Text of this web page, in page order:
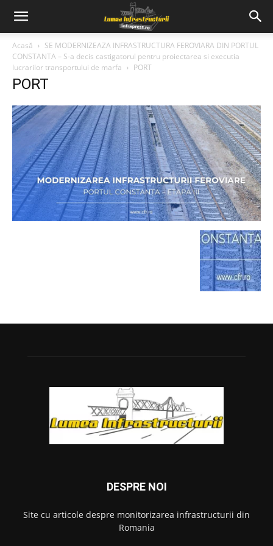
Acasă
SE MODERNIZEAZA INFRASTRUCTURA FEROVIARA DIN PORTUL
CONSTANTA – S-a decis castigatorul pentru proiectarea si executia
lucrarilor transportului de marfa
PORT
PORT
DESPRE NOI
Site cu articole despre monitorizarea infrastructurii din
Romania